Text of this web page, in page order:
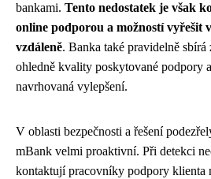
bankami. Tento nedostatek je však
online podporou a možností vyřešit
vzdáleně. Banka také pravidelně
ohledně kvality poskytované podpory
navrhovaná vylepšení.
V oblasti bezpečnosti a řešení
mBank velmi proaktivní. Při detekci
kontaktují pracovníky podpory klienta